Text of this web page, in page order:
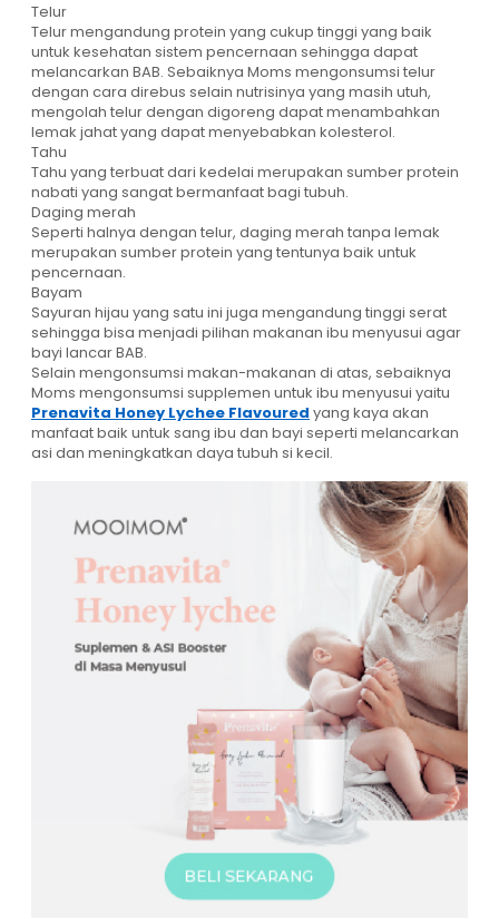
Telur
Telur mengandung protein yang cukup tinggi yang baik
untuk kesehatan sistem pencernaan sehingga dapat
melancarkan BAB. Sebaiknya Moms mengonsumsi telur
dengan cara direbus selain nutrisinya yang masih utuh,
mengolah telur dengan digoreng dapat menambahkan
lemak jahat yang dapat menyebabkan kolesterol.
Tahu
Tahu yang terbuat dari kedelai merupakan sumber protein
nabati yang sangat bermanfaat bagi tubuh.
Daging merah
Seperti halnya dengan telur, daging merah tanpa lemak
merupakan sumber protein yang tentunya baik untuk
pencernaan.
Bayam
Sayuran hijau yang satu ini juga mengandung tinggi serat
sehingga bisa menjadi pilihan makanan ibu menyusui agar
bayi lancar BAB.
Selain mengonsumsi makan-makanan di atas, sebaiknya
Moms mengonsumsi supplemen untuk ibu menyusui yaitu
Prenavita Honey Lychee Flavoured yang kaya akan
manfaat baik untuk sang ibu dan bayi seperti melancarkan
asi dan meningkatkan daya tubuh si kecil.